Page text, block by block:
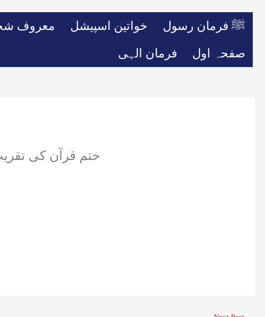
معروف خواتین اسپیشل ﷺ فرمان رسول
فرمان الہی صفحہ اول
ختم قرآن کی